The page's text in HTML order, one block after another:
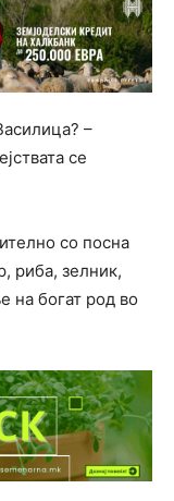
–
се
со посна
риба, зелник,
на богат род во